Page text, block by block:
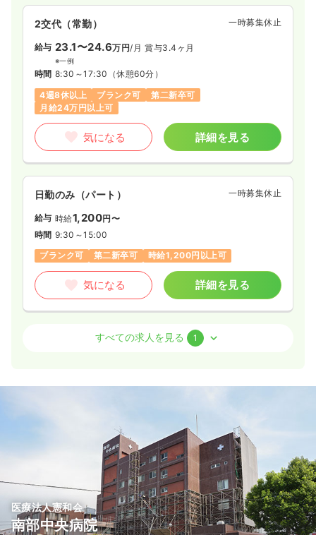
2交代（常勤） 一時募集休止
給与 23.1〜24.6万円/月 賞与3.4ヶ月
※一例
時間 8:30～17:30 （休憩60分）
4週8休以上
ブランク可
第二新卒可
月給24万円以上可
気になる 詳細を見る
日勤のみ（パート） 一時募集休止
給与 時給1,200円〜
時間 9:30～15:00
ブランク可
第二新卒可 時給1,200円以上可
気になる 詳細を見る
正看護師
4週8休以上
オンコールあり
月給24万円以上可
気になる 詳細を見る
すべての求人を見る 1
医療法人憲和会
南部中央病院